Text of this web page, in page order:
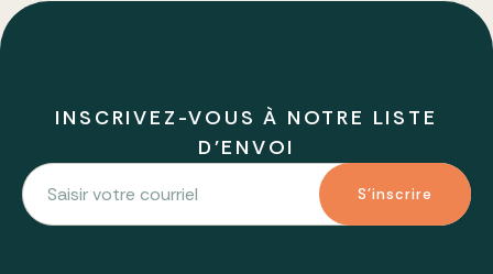
INSCRIVEZ-VOUS À NOTRE LISTE
D'ENVOI
S'inscrire